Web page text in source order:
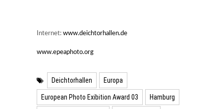
Internet: www.deichtorhallen.de
www.epeaphoto.org
Deichtorhallen Europa
European Photo Exibition Award 03 Hamburg